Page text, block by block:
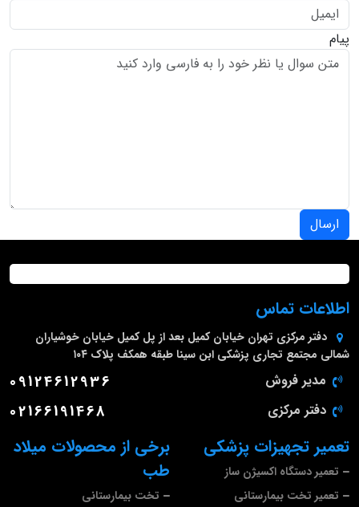
پیام
ارسال
برخی از محصولات میلاد
طب
تخت بیمارستانی
تعمیر تجهیزات پزشکی
تعمیر دستگاه اکسیژن ساز
تعمیر تخت بیمارستانی
اطلاعات تماس
دفتر مرکزی تهران خیابان کمیل بعد از پل کمیل خیابان خوشیاران
شمالی مجتمع تجاری پزشکی ابن سینا طبقه همکف پلاک ۱۰۴
مدیر فروش 09124612936
دفتر مرکزی 02166191468